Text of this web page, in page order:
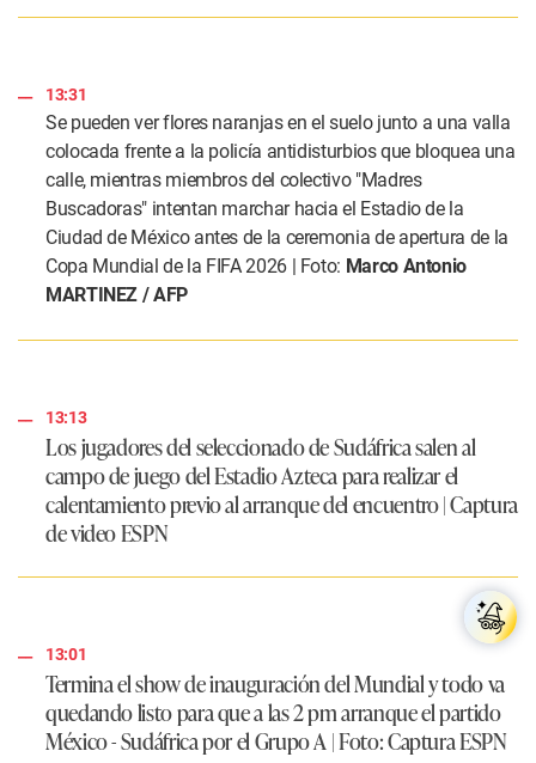
13:31
Se pueden ver flores naranjas en el suelo junto a una valla
colocada frente a la policía antidisturbios que bloquea una
calle, mientras miembros del colectivo "Madres
Buscadoras" intentan marchar hacia el Estadio de la
Ciudad de México antes de la ceremonia de apertura de la
Copa Mundial de la FIFA 2026 | Foto: Marco Antonio
MARTINEZ / AFP
13:13
Los jugadores del seleccionado de Sudáfrica salen al
campo de juego del Estadio Azteca para realizar el
calentamiento previo al arranque del encuentro | Captura
de video ESPN
13:01
Termina el show de inauguración del Mundial y todo va
quedando listo para que a las 2 pm arranque el partido
México - Sudáfrica por el Grupo A | Foto: Captura ESPN